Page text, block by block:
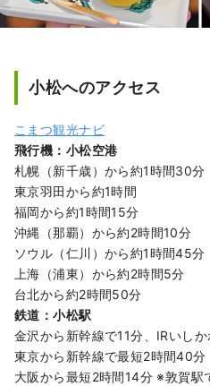
小松へのアクセス
こまつ観光ナビ
飛行機：小松空港
札幌（新千歳）から約1時間30分
東京羽田から約1時間
福岡から約1時間15分
沖縄（那覇）から約2時間10分
ソウル（仁川）から約1時間45分
上海（浦東）から約2時間5分
台北から約2時間50分
鉄道：小松駅
金沢から新幹線で11分、IRいし
東京から新幹線で最短2時間40分
大阪から最短2時間14分 ※敦賀駅